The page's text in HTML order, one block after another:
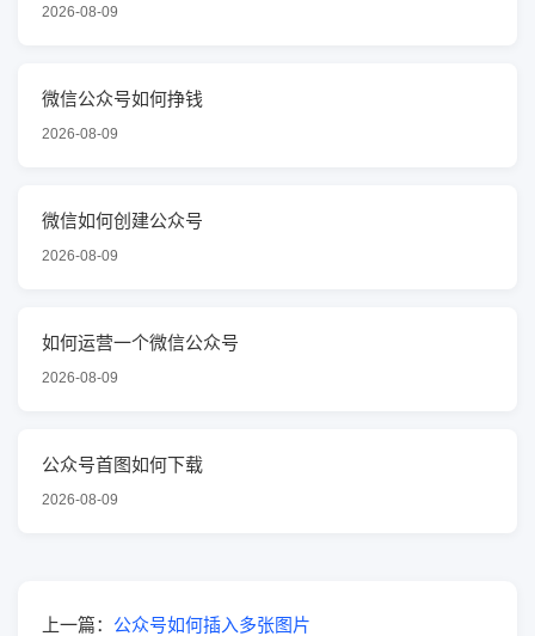
2026-08-09
微信公众号如何挣钱
2026-08-09
微信如何创建公众号
2026-08-09
如何运营一个微信公众号
2026-08-09
公众号首图如何下载
2026-08-09
上一篇： 公众号如何插入多张图片